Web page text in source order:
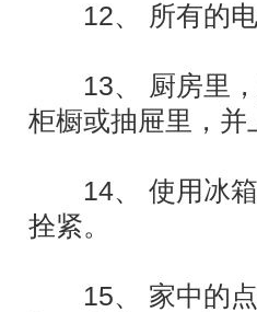
12、 所有的电
13、 厨房里，
柜橱或抽屉里，并
14、 使用冰箱
拴紧。
15、 家中的点